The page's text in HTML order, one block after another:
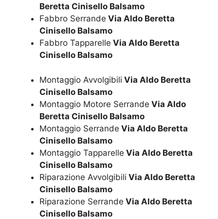
Beretta Cinisello Balsamo
Fabbro Serrande Via Aldo Beretta
Cinisello Balsamo
Fabbro Tapparelle Via Aldo Beretta
Cinisello Balsamo
Montaggio Avvolgibili Via Aldo Beretta
Cinisello Balsamo
Montaggio Motore Serrande Via Aldo
Beretta Cinisello Balsamo
Montaggio Serrande Via Aldo Beretta
Cinisello Balsamo
Montaggio Tapparelle Via Aldo Beretta
Cinisello Balsamo
Riparazione Avvolgibili Via Aldo Beretta
Cinisello Balsamo
Riparazione Serrande Via Aldo Beretta
Cinisello Balsamo